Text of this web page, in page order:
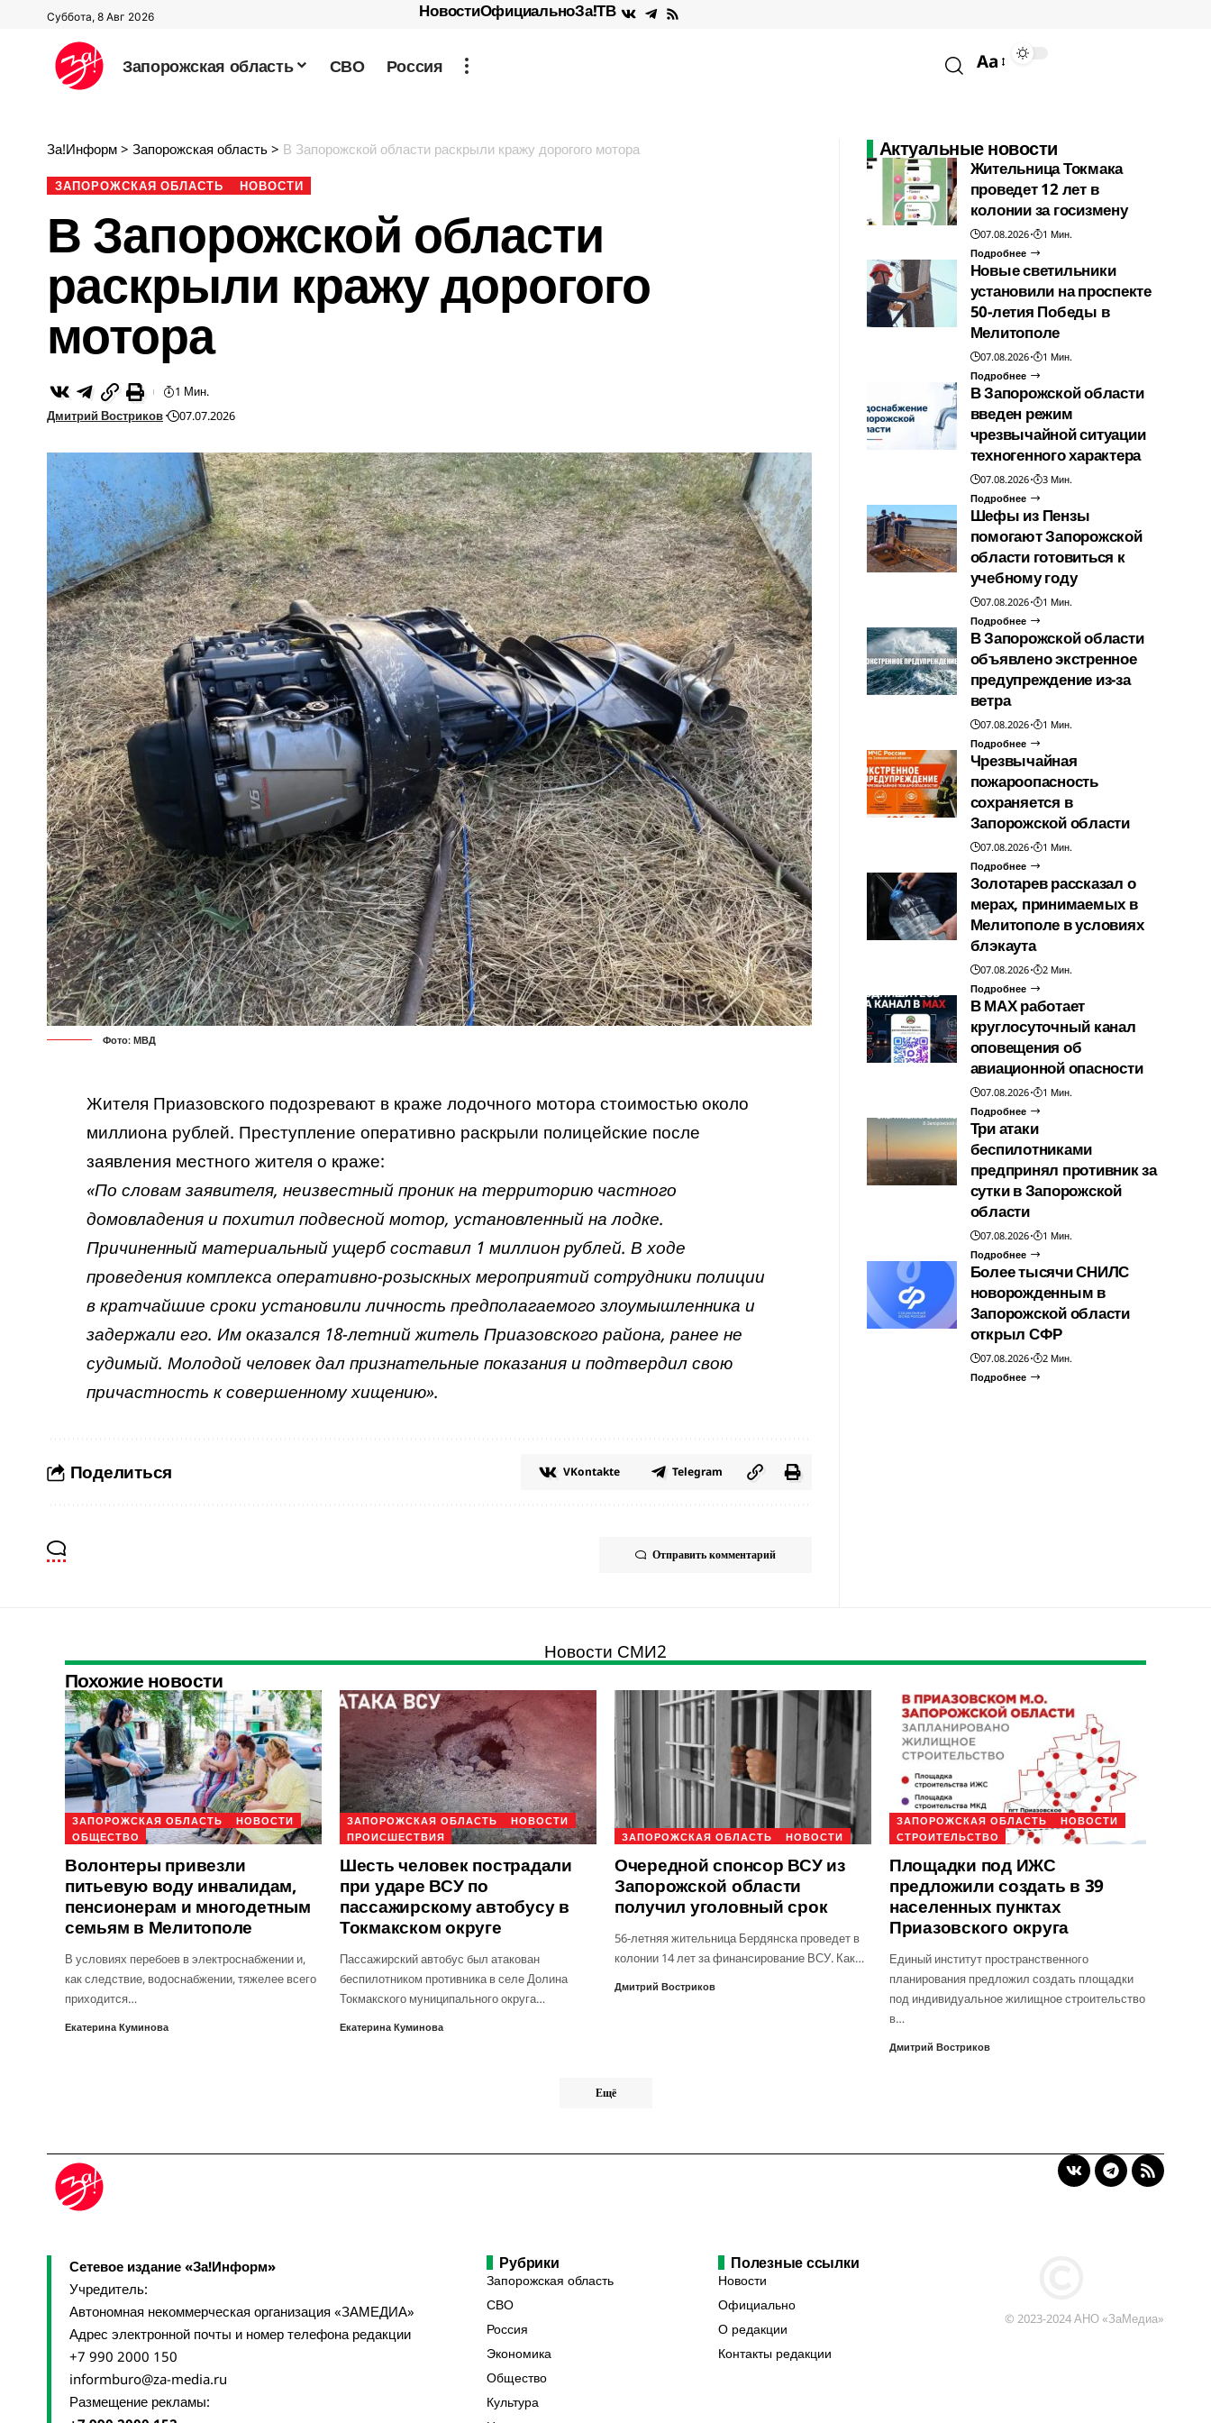
Суббота, 8 Авг 2026 НовостиОфициальноЗа!ТВ
Запорожская область СВО Россия Aa
За!Информ > Запорожская область > В Запорожской области раскрыли кражу дорогого мотора
ЗАПОРОЖСКАЯ ОБЛАСТЬ НОВОСТИ
В Запорожской области
раскрыли кражу дорогого
мотора
Дмитрий Востриков 07.07.2026
1 Мин.
Фото: МВД
Жителя Приазовского подозревают в краже лодочного мотора стоимостью около
миллиона рублей. Преступление оперативно раскрыли полицейские после
заявления местного жителя о краже:
«По словам заявителя, неизвестный проник на территорию частного
домовладения и похитил подвесной мотор, установленный на лодке.
Причиненный материальный ущерб составил 1 миллион рублей. В ходе
проведения комплекса оперативно-розыскных мероприятий сотрудники полиции
в кратчайшие сроки установили личность предполагаемого злоумышленника и
задержали его. Им оказался 18-летний житель Приазовского района, ранее не
судимый. Молодой человек дал признательные показания и подтвердил свою
причастность к совершенному хищению».
Поделиться VKontakte Telegram
Отправить комментарий
Актуальные новости
Жительница Токмака
проведет 12 лет в
колонии за госизмену
07.08.2026
1 Мин.
Подробнее
Новые светильники
установили на проспекте
50-летия Победы в
Мелитополе
07.08.2026
1 Мин.
Подробнее
В Запорожской области
введен режим
чрезвычайной ситуации
техногенного характера
07.08.2026
3 Мин.
Подробнее
Шефы из Пензы
помогают Запорожской
области готовиться к
учебному году
07.08.2026
1 Мин.
Подробнее
В Запорожской области
объявлено экстренное
предупреждение из-за
ветра
07.08.2026
1 Мин.
Подробнее
Чрезвычайная
пожароопасность
сохраняется в
Запорожской области
07.08.2026
1 Мин.
Подробнее
Золотарев рассказал о
мерах, принимаемых в
Мелитополе в условиях
блэкаута
07.08.2026
2 Мин.
Подробнее
В МАХ работает
круглосуточный канал
оповещения об
авиационной опасности
07.08.2026
1 Мин.
Подробнее
Три атаки
беспилотниками
предпринял противник за
сутки в Запорожской
области
07.08.2026
1 Мин.
Подробнее
Более тысячи СНИЛС
новорожденным в
Запорожской области
открыл СФР
07.08.2026
2 Мин.
Подробнее
Новости СМИ2
Похожие новости
ЗАПОРОЖСКАЯ ОБЛАСТЬ
НОВОСТИ
ОБЩЕСТВО
Волонтеры привезли
питьевую воду инвалидам,
пенсионерам и многодетным
семьям в Мелитополе
В условиях перебоев в электроснабжении и,
как следствие, водоснабжении, тяжелее всего
приходится…
Екатерина Куминова
ЗАПОРОЖСКАЯ ОБЛАСТЬ
НОВОСТИ
ПРОИСШЕСТВИЯ
Шесть человек пострадали
при ударе ВСУ по
пассажирскому автобусу в
Токмакском округе
Пассажирский автобус был атакован
беспилотником противника в селе Долина
Токмакского муниципального округа…
Екатерина Куминова
ЗАПОРОЖСКАЯ ОБЛАСТЬ НОВОСТИ
Очередной спонсор ВСУ из
Запорожской области
получил уголовный срок
56-летняя жительница Бердянска проведет в
колонии 14 лет за финансирование ВСУ. Как…
Дмитрий Востриков
ЗАПОРОЖСКАЯ ОБЛАСТЬ
НОВОСТИ
СТРОИТЕЛЬСТВО
Площадки под ИЖС
предложили создать в 39
населенных пунктах
Приазовского округа
Единый институт пространственного
планирования предложил создать площадки
под индивидуальное жилищное строительство
в…
Дмитрий Востриков
Ещё
Сетевое издание «За!Информ»
Учредитель:
Автономная некоммерческая организация «ЗАМЕДИА»
Адрес электронной почты и номер телефона редакции
+7 990 2000 150
informburo@za-media.ru
Размещение рекламы:
Рубрики
Запорожская область
СВО
Россия
Экономика
Общество
Культура
Полезные ссылки
Новости
Официально
О редакции
Контакты редакции
© 2023-2024 АНО «ЗаМедиа»